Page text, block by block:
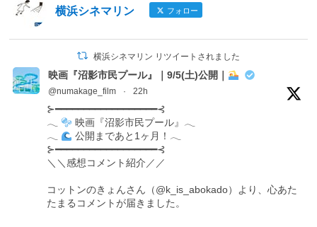
横浜シネマリン フォロー
横浜シネマリン リツイートされました
映画『沼影市民プール』｜9/5(土)公開｜
@numakage_film · 22h
⊱━━━━━━━━━━━━━━━━━━⊰
𓂃
映画『沼影市民プール』𓂃
𓂃
公開まであと1ヶ月！𓂃
⊱━━━━━━━━━━━━━━━━━━⊰
＼＼感想コメント紹介／／
コットンのきょんさん（@k_is_abokado）より、心あた
たまるコメントが届きました。